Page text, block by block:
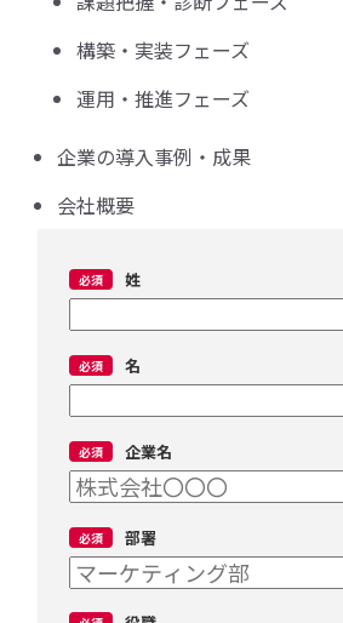
構築・実装フェーズ
運用・推進フェーズ
企業の導入事例・成果
会社概要
姓
名
企業名
部署